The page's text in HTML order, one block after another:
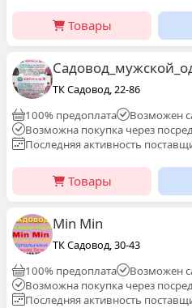
Товары
ТК Садовод, 22-86
100% предоплата
Возможен
Возможна покупка через
Последняя активность
Товары
Min Min
ТК Садовод, 30-43
100% предоплата
Возможен
Возможна покупка через
Последняя активность